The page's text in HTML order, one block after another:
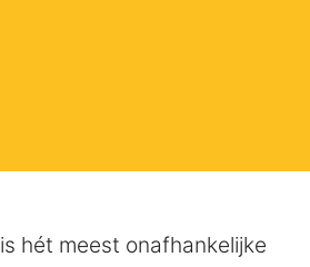
is hét meest onafhankelijke